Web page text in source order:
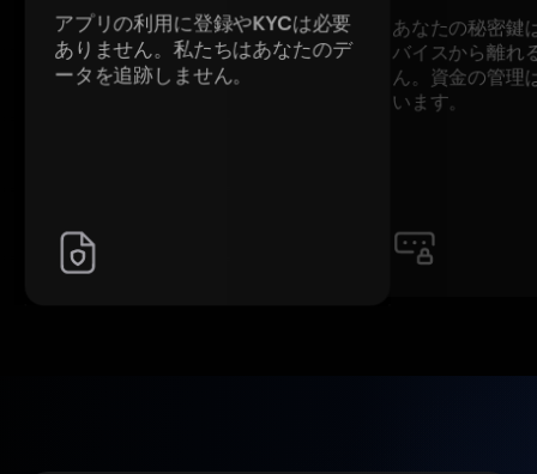
アプリの利用に登録やKYCは必要
ありません。私たちはあなたのデ
ータを追跡しません。
あなたの秘密鍵
バイスから離れ
ん。資金の管理
います。